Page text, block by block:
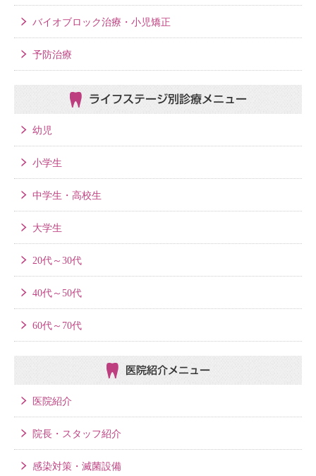
バイオブロック治療・小児矯正
予防治療
ライフステージ別 診療メニュー
幼児
小学生
中学生・高校生
大学生
20代～30代
40代～50代
60代～70代
医院紹介メニュー
医院紹介
院長・スタッフ紹介
感染対策・滅菌設備